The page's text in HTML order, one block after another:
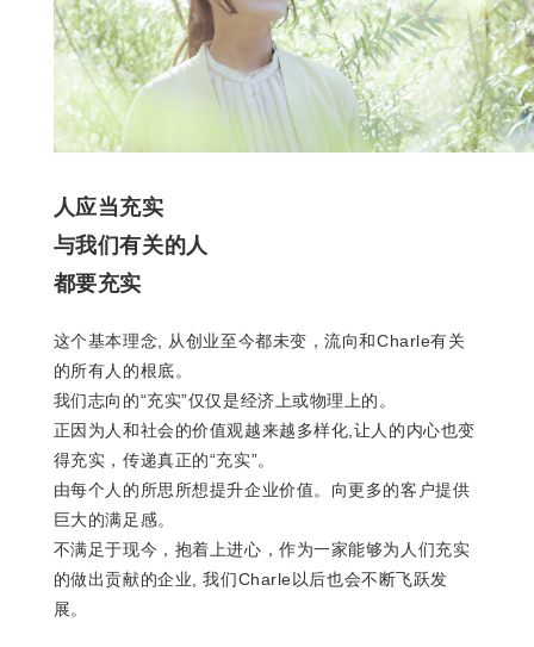
人应当充实
与我们有关的人
都要充实
这个基本理念, 从创业至今都未变，流向和Charle有关
的所有人的根底。
我们志向的“充实”仅仅是经济上或物理上的。
正因为人和社会的价值观越来越多样化,让人的内心也变
得充实，传递真正的“充实”。
由每个人的所思所想提升企业价值。向更多的客户提供
巨大的满足感。
不满足于现今，抱着上进心，作为一家能够为人们充实
的做出贡献的企业, 我们Charle以后也会不断飞跃发
展。